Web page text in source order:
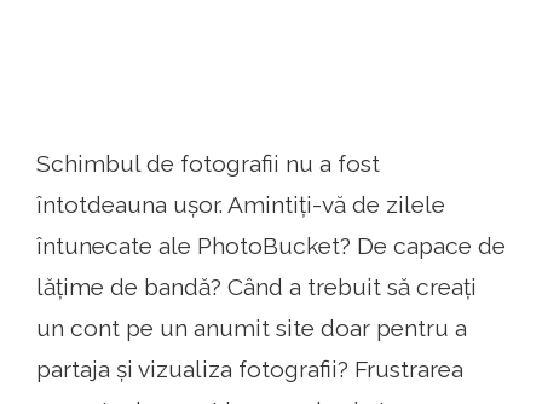
Schimbul de fotografii nu a fost
întotdeauna ușor. Amintiți-vă de zilele
întunecate ale PhotoBucket? De capace de
lățime de bandă? Când a trebuit să creați
un cont pe un anumit site doar pentru a
partaja și vizualiza fotografii? Frustrarea